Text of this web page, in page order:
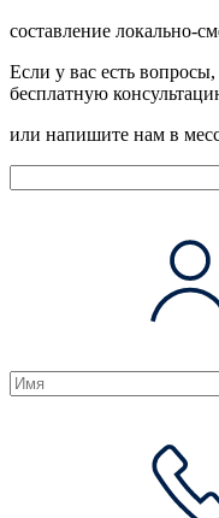
составление локально-
Если у вас есть
бесплатную
или напишите нам в